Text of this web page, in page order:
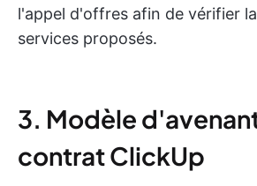
l'appel d'offres afin de vérifier
services proposés.
3. Modèle
contrat ClickUp